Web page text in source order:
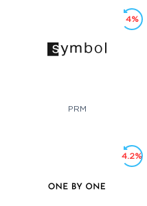
PRM
4%
4.2%